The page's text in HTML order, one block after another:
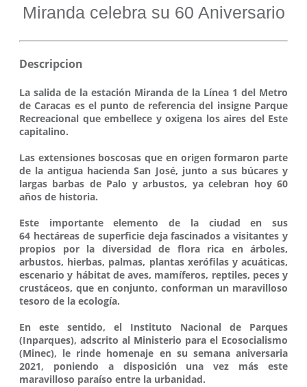
Miranda celebra su 60 Aniversario
Descripcion
La salida de la estación Miranda de la Línea 1 del Metro
de Caracas es el punto de referencia del insigne Parque
Recreacional que embellece y oxigena los aires del Este
capitalino.
Las extensiones boscosas que en origen formaron parte
de la antigua hacienda San José, junto a sus búcares y
largas barbas de Palo y arbustos, ya celebran hoy 60
años de historia.
Este importante elemento de la ciudad en sus
64 hectáreas de superficie deja fascinados a visitantes y
propios por la diversidad de flora rica en árboles,
arbustos, hierbas, palmas, plantas xerófilas y acuáticas,
escenario y hábitat de aves, mamíferos, reptiles, peces y
crustáceos, que en conjunto, conforman un maravilloso
tesoro de la ecología.
En este sentido, el Instituto Nacional de Parques
(Inparques), adscrito al Ministerio para el Ecosocialismo
(Minec), le rinde homenaje en su semana aniversaria
2021, poniendo a disposición una vez más este
maravilloso paraíso entre la urbanidad.